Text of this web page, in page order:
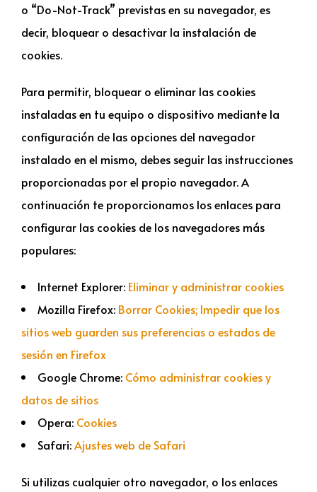
o “Do-Not-Track” previstas en su navegador, es
decir, bloquear o desactivar la instalación de
cookies.
Para permitir, bloquear o eliminar las cookies
instaladas en tu equipo o dispositivo mediante la
configuración de las opciones del navegador
instalado en el mismo, debes seguir las instrucciones
proporcionadas por el propio navegador. A
continuación te proporcionamos los enlaces para
configurar las cookies de los navegadores más
populares:
Internet Explorer: Eliminar y administrar cookies
Mozilla Firefox: Borrar Cookies; Impedir que los
sitios web guarden sus preferencias o estados de
sesión en Firefox
Google Chrome: Cómo administrar cookies y
datos de sitios
Opera: Cookies
Safari:Ajustes web de Safari
Si utilizas cualquier otro navegador, o los enlaces